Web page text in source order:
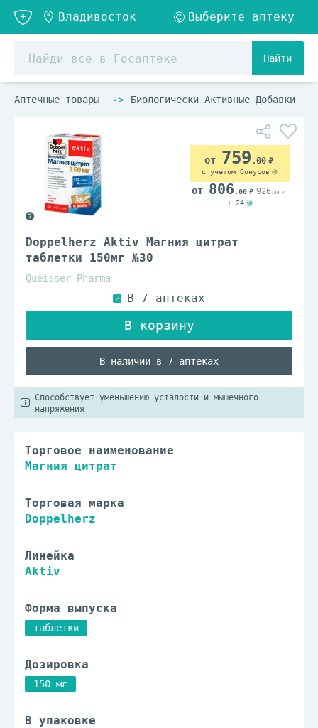
Найти
Аптечные товары Биологически Активные Добавки
Doppelherz Aktiv Магния цитрат
таблетки 150мг №30
Queisser Pharma
В наличии в 7 аптеках
759 .00
с учетом бонусов
806 .00 926.00
+ 24
Способствует уменьшению усталости и мышечного
напряжения
Торговое наименование
Магния цитрат
Торговая марка
Doppelherz
Линейка
Aktiv
Форма выпуска
таблетки
Дозировка
150 мг
В упаковке